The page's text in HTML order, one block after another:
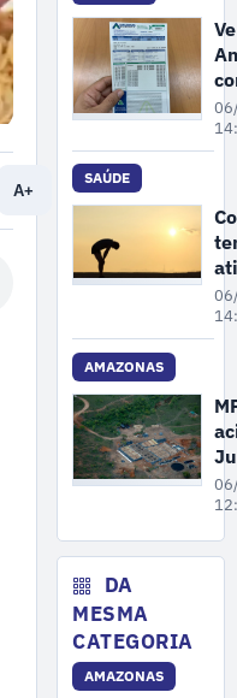
A+
SAÚDE
AMAZONAS
ar
DA
MESMA
CATEGORIA
AMAZONAS